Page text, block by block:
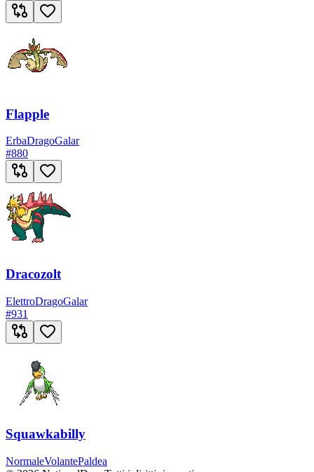
Flapple
ErbaDragoGalar
#880
Dracozolt
ElettroDragoGalar
#931
Squawkabilly
NormaleVolantePaldea